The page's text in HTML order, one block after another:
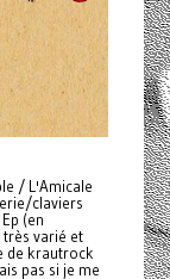
/ L'Amicale
claviers
(en
varié et
de krautrock
pas si je me